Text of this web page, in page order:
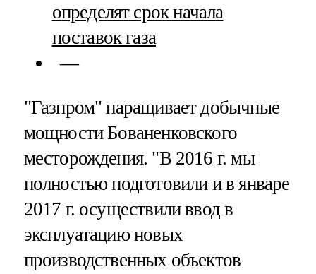
определят срок начала
поставок газа
"Газпром" наращивает добычные
мощности Бованенковского
месторождения. "В 2016 г. мы
полностью подготовили и в январе
2017 г. осуществили ввод в
эксплуатацию новых
производственных объектов